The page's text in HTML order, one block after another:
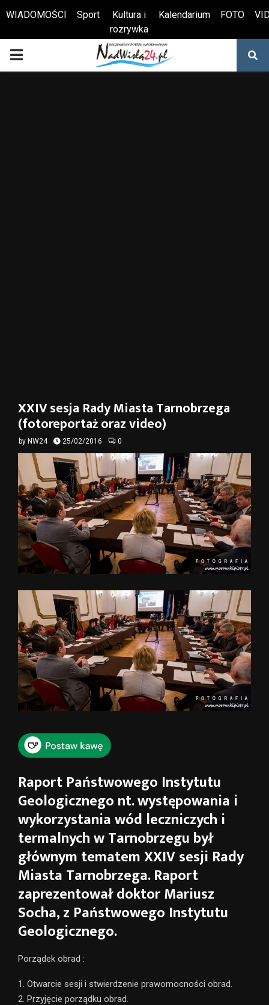
Otwórz pasek narzędzi
WIADOMOŚCI Sport
Kultura i
rozrywka
Kalendarium FOTO
PRIMARY
XXIV sesja Rady Miasta Tarnobrzega
(fotoreportaż oraz video)
by NW24 25/02/2016 0
Raport Państwowego Instytutu
Geologicznego nt. występowania i
wykorzystania wód leczniczych i
termalnych w Tarnobrzegu był
głównym tematem XXIV sesji Rady
Miasta Tarnobrzega. Raport
zaprezentował doktor Mariusz
Socha, z Państwowego Instytutu
Geologicznego.
Porządek obrad :
1. Otwarcie sesji i stwierdzenie prawomocności obrad.
2. Przyjęcie porządku obrad.